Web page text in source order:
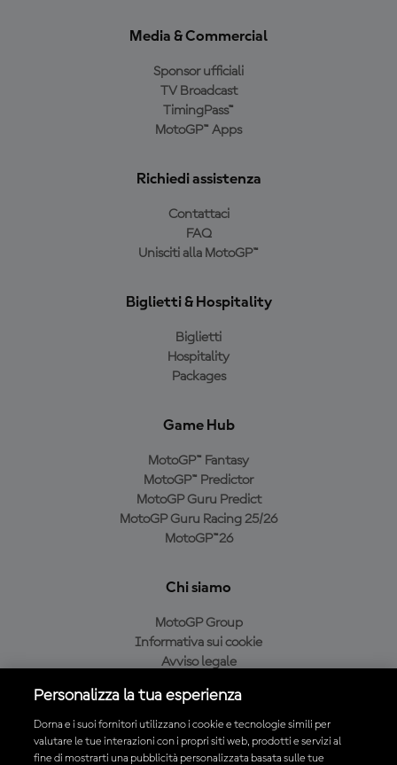
Media & Commercial
Sponsor ufficiali
TV Broadcast
TimingPass™
MotoGP™ Apps
Richiedi assistenza
Contattaci
FAQ
Unisciti alla MotoGP™
Biglietti & Hospitality
Biglietti
Hospitality
Packages
Game Hub
MotoGP™ Fantasy
MotoGP™ Predictor
MotoGP Guru Predict
MotoGP Guru Racing 25/26
MotoGP™26
Chi siamo
MotoGP Group
Informativa sui cookie
Avviso legale
Condizioni di acquisto
Personalizza la tua esperienza
Dorna e i suoi fornitori utilizzano i cookie e tecnologie simili per
valutare le tue interazioni con i propri siti web, prodotti e servizi al
fine di mostrarti una pubblicità personalizzata basata sulle tue